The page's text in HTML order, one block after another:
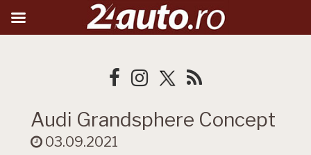
Audi Grandsphere Concept
03.09.2021